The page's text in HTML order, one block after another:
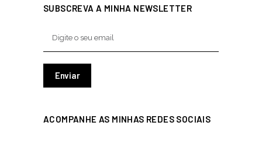
SUBSCREVA A MINHA NEWSLETTER
ACOMPANHE AS MINHAS REDES SOCIAIS